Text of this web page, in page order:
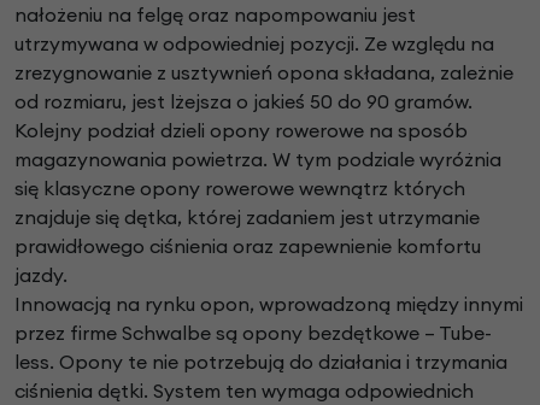
nałożeniu na felgę oraz napompowaniu jest
utrzymywana w odpowiedniej pozycji. Ze względu na
zrezygnowanie z usztywnień opona składana, zależnie
od rozmiaru, jest lżejsza o jakieś 50 do 90 gramów.
Kolejny podział dzieli opony rowerowe na sposób
magazynowania powietrza. W tym podziale wyróżnia
się klasyczne opony rowerowe wewnątrz których
znajduje się dętka, której zadaniem jest utrzymanie
prawidłowego ciśnienia oraz zapewnienie komfortu
jazdy.
Innowacją na rynku opon, wprowadzoną między innymi
przez firme Schwalbe są opony bezdętkowe – Tube-
less. Opony te nie potrzebują do działania i trzymania
ciśnienia dętki. System ten wymaga odpowiednich